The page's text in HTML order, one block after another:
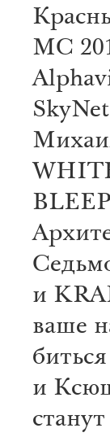
МС
и
ваше
и